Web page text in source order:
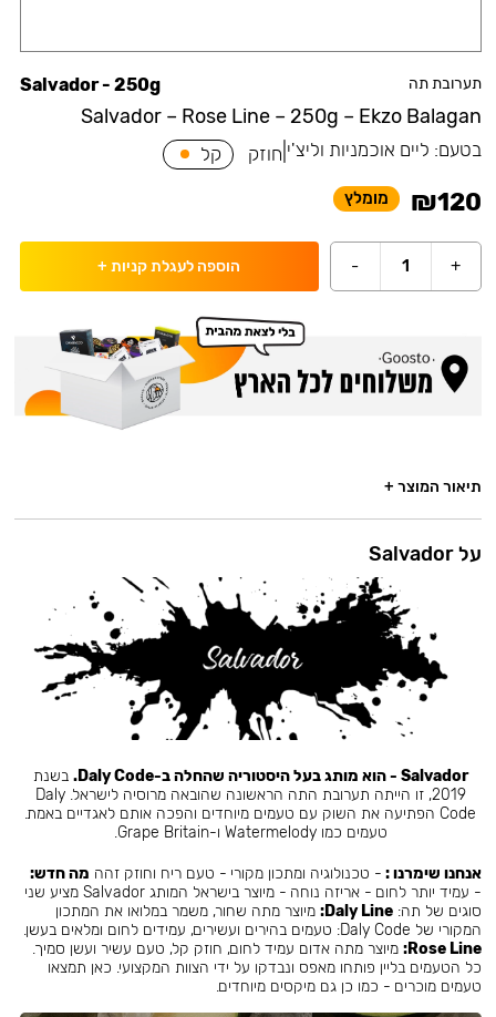
תערובת תה
Salvador – Rose Line – 250g – Ekzo Balagan
Salvador - 250g
בטעם: ליים אוכמניות וליצ'י חוזק קל
₪120 מומלץ
+
1
- הוספה לעגלת קניות +
תיאור המוצר +
על Salvador
Salvador - הוא מותג בעל היסטוריה שהחלה ב-Daly Code.
בשנת
2019, זו הייתה תערובת התה הראשונה שהובאה מרוסיה לישראל. Daly
Code הפתיעה את השוק עם טעמים מיוחדים והפכה אותם לאגדיים באמת.
טעמים כמו Watermelody ו-Grape Britain.
אנחנו שימרנו : - טכנולוגיה ומתכון מקורי - טעם ריח וחוזק זהה מה חדש:
- עמיד יותר לחום - אריזה נוחה - מיוצר בישראל המותג Salvador מציע שני
סוגים של תה:Daly Line: מיוצר מתה שחור, משמר במלואו את המתכון
המקורי של Daly Code: טעמים בהירים ועשירים, עמידים לחום ומלאים בעשן.
Rose Line: מיוצר מתה אדום עמיד לחום, חוזק קל, טעם עשיר ועשן סמיך.
כל הטעמים בליין פותחו מאפס ונבדקו על ידי הצוות המקצועי. כאן תמצאו
טעמים מוכרים - כמו כן גם מיקסים מיוחדים.